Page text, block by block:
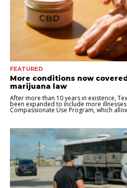
FEATURED
More conditions now
marijuana law
After more than 10 years in existence,
been expanded to include more
Compassionate Use Program, which